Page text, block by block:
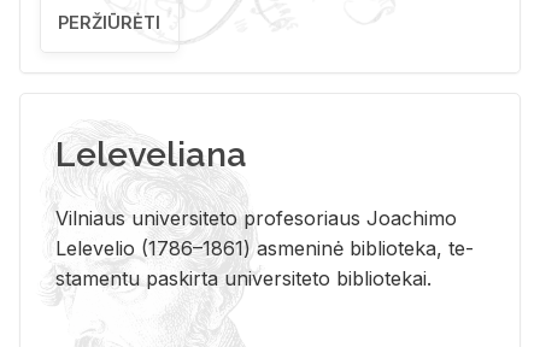
PERŽIŪRĖTI
Leleveliana
Vil­niaus uni­ver­si­te­to pro­fe­so­riaus Jo­a­chi­mo
Le­le­ve­lio (1786–1861) as­me­ni­nė bi­b­lio­te­ka, te­
sta­men­tu pa­skir­ta uni­ver­si­te­to bi­b­lio­te­kai.